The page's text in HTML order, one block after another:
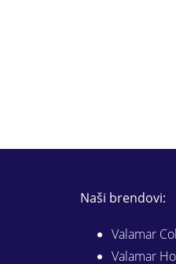
Naši brendovi:
Valamar
Valamar